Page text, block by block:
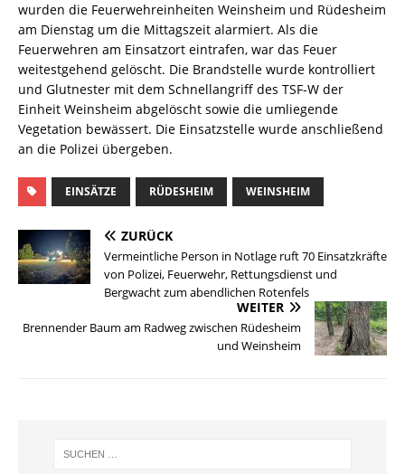
wurden die Feuerwehreinheiten Weinsheim und Rüdesheim
am Dienstag um die Mittagszeit alarmiert. Als die
Feuerwehren am Einsatzort eintrafen, war das Feuer
weitestgehend gelöscht. Die Brandstelle wurde kontrolliert
und Glutnester mit dem Schnellangriff des TSF-W der
Einheit Weinsheim abgelöscht sowie die umliegende
Vegetation bewässert. Die Einsatzstelle wurde anschließend
an die Polizei übergeben.
EINSÄTZE RÜDESHEIM WEINSHEIM
ZURÜCK
Vermeintliche Person in Notlage ruft 70 Einsatzkräfte
von Polizei, Feuerwehr, Rettungsdienst und
Bergwacht zum abendlichen Rotenfels
WEITER
Brennender Baum am Radweg zwischen Rüdesheim
und Weinsheim